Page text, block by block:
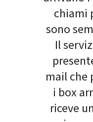
chiami
sono
Il
mail che
i box
riceve